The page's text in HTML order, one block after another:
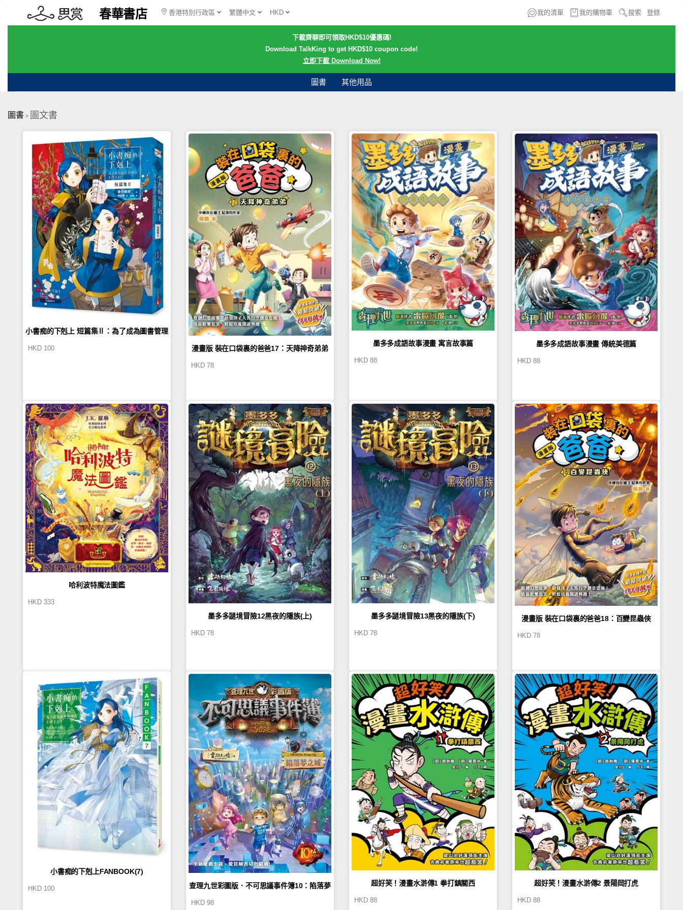
春華書店 香港特別行政區 繁體中文 HKD 我的清單 我的購物車 搜索 登錄
下載齊聊即可領取HKD$10優惠碼!
Download TalkKing to get HKD$10 coupon code!
立即下載 Download Now!
圖書 其他用品
圖書 > 圖文書
小書痴的下剋上 短篇集Ⅱ：為了成為圖書管理
HKD 100 漫畫版 裝在口袋裏的爸爸17：天降神奇弟弟
HKD 78
墨多多成語故事漫畫 寓言故事篇
HKD 88
墨多多成語故事漫畫 傳統美德篇
HKD 88
哈利波特魔法圖鑑
HKD 333
墨多多謎境冒險12黑夜的隱族(上)
HKD 78
墨多多謎境冒險13黑夜的隱族(下)
HKD 78
漫畫版 裝在口袋裏的爸爸18：百變昆蟲俠
HKD 78
小書痴的下剋上FANBOOK(7)
HKD 100 查理九世彩圖版．不可思議事件簿10：陷落夢
HKD 98
超好笑！漫畫水滸傳1 拳打鎮關西
HKD 88
超好笑！漫畫水滸傳2 景陽岡打虎
HKD 88